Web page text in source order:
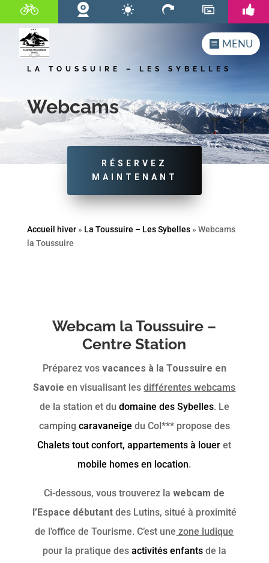
MENU
LA TOUSSUIRE – LES SYBELLES
Webcams
RÉSERVEZ
MAINTENANT
Accueil hiver» La Toussuire – Les Sybelles» Webcams
la Toussuire
Webcam la Toussuire –
Centre Station
Préparez vos vacances à la Toussuire en
Savoie en visualisant lesdifférentes webcams
de la station et du domaine des Sybelles. Le
camping caravaneige du Col*** propose des
Chalets tout confort, appartements à louer et
mobile homes en location.
Ci-dessous, vous trouverez lawebcam de
l’Espace débutantdes Lutins, situé à proximité
de l’office de Tourisme. C’est une zone ludique
pour la pratique des activités enfantsde la